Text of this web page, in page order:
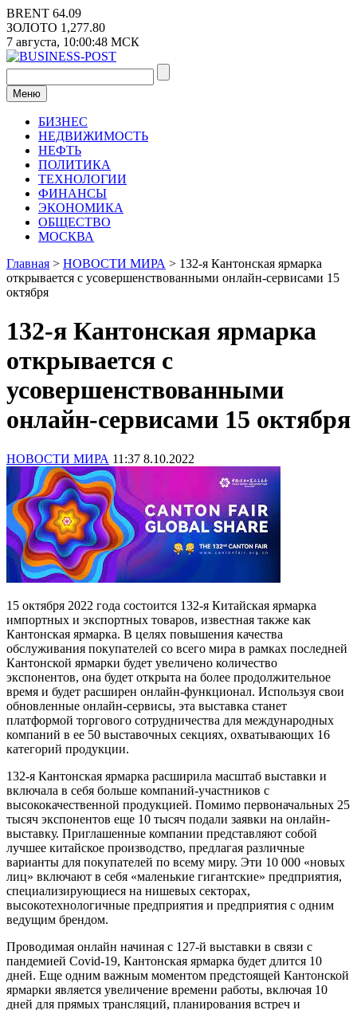
Перейти
к
содержимому
BRENT 64.09
ЗОЛОТО 1,277.80
7 августа, 10:00:48 МСК
Меню
БИЗНЕС
НЕДВИЖИМОСТЬ
НЕФТЬ
ПОЛИТИКА
ТЕХНОЛОГИИ
ФИНАНСЫ
ЭКОНОМИКА
ОБЩЕСТВО
МОСКВА
Главная > НОВОСТИ МИРА > 132-я Кантонская ярмарка
открывается с усовершенствованными онлайн-сервисами 15
октября
132-я Кантонская ярмарка
открывается с
усовершенствованными
онлайн-сервисами 15 октября
НОВОСТИ МИРА 11:37 8.10.2022
15 октября 2022 года состоится 132-я Китайская ярмарка
импортных и экспортных товаров, известная также как
Кантонская ярмарка. В целях повышения качества
обслуживания покупателей со всего мира в рамках последней
Кантонской ярмарки будет увеличено количество
экспонентов, она будет открыта на более продолжительное
время и будет расширен онлайн-функционал. Используя свои
обновленные онлайн-сервисы, эта выставка станет
платформой торгового сотрудничества для международных
компаний в ее 50 выставочных секциях, охватывающих 16
категорий продукции.
132-я Кантонская ярмарка расширила масштаб выставки и
включала в себя больше компаний-участников с
высококачественной продукцией. Помимо первоначальных 25
тысяч экспонентов еще 10 тысяч подали заявки на онлайн-
выставку. Приглашенные компании представляют собой
лучшее китайское производство, предлагая различные
варианты для покупателей по всему миру. Эти 10 000 «новых
лиц» включают в себя «маленькие гигантские» предприятия,
специализирующиеся на нишевых секторах,
высокотехнологичные предприятия и предприятия с одним
ведущим брендом.
Проводимая онлайн начиная с 127-й выставки в связи с
пандемией Covid-19, Кантонская ярмарка будет длится 10
дней. Еще одним важным моментом предстоящей Кантонской
ярмарки является увеличение времени работы, включая 10
дней для прямых трансляций, планирования встреч и